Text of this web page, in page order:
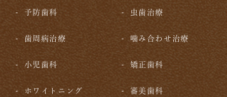
予防歯科 虫歯治療
歯周病治療 噛み合わせ治療
小児歯科 矯正歯科
ホワイトニング 審美歯科